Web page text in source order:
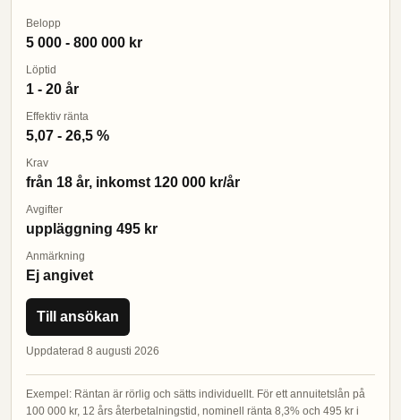
Belopp
5 000 - 800 000 kr
Löptid
1 - 20 år
Effektiv ränta
5,07 - 26,5 %
Krav
från 18 år, inkomst 120 000 kr/år
Avgifter
uppläggning 495 kr
Anmärkning
Ej angivet
Till ansökan
Uppdaterad 8 augusti 2026
Exempel: Räntan är rörlig och sätts individuellt. För ett annuitetslån på
100 000 kr, 12 års återbetalningstid, nominell ränta 8,3% och 495 kr i